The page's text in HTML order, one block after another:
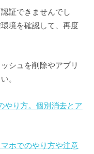
証できませんでし
境を確認して、再度
シュを削除やアプリ
。
やり方。個別消去とア
ホでのやり方や注意